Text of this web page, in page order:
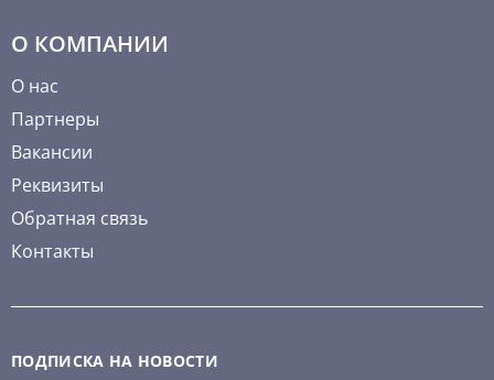
О КОМПАНИИ
О нас
Партнеры
Вакансии
Реквизиты
Обратная связь
Контакты
ПОДПИСКА НА НОВОСТИ